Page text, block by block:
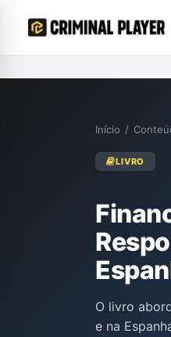
Início /
LIVRO
O livro
e na